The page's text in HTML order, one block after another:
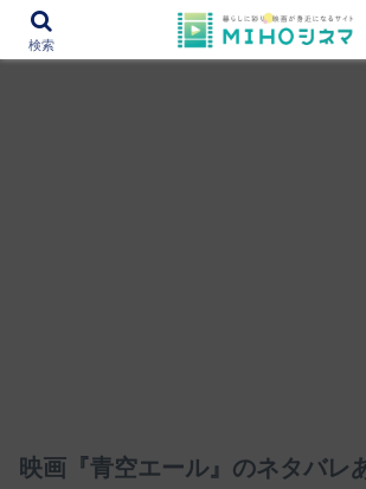
12000作品を紹介！あなたの映画図書館『
映画『青空エール』のネタバレ
検索